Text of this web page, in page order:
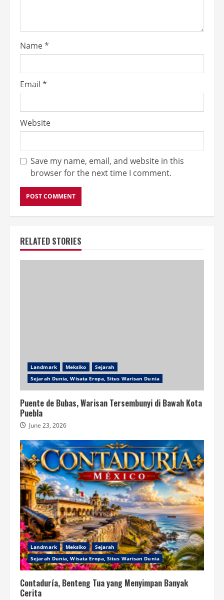
Name*
Email *
Website
Save my name, email, and website in this
browser for the next time I comment.
RELATED STORIES
Landmark Meksiko
Sejarah
Sejarah Dunia, Wisata Eropa, Situs Warisan Dunia
Puente de Bubas, Warisan Tersembunyi di Bawah Kota
Puebla
June 23, 2026
Landmark Meksiko
Sejarah
Sejarah Dunia, Wisata Eropa, Situs Warisan Dunia
Contaduría, Benteng Tua yang Menyimpan Banyak
Cerita